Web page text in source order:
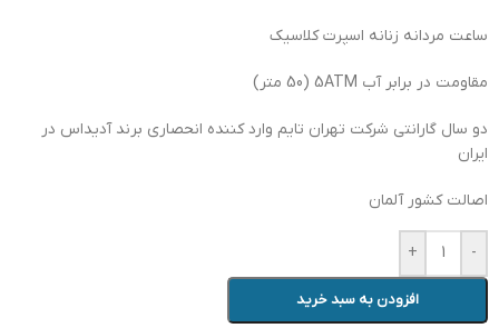
ساعت مردانه زنانه اسپرت کلاسیک
مقاومت در برابر آب 5ATM (50 متر)
دو سال گارانتی شرکت تهران تایم وارد کننده انحصاری برند آدیداس در
ایران
اصالت کشور آلمان
-
+
افزودن به سبد خرید